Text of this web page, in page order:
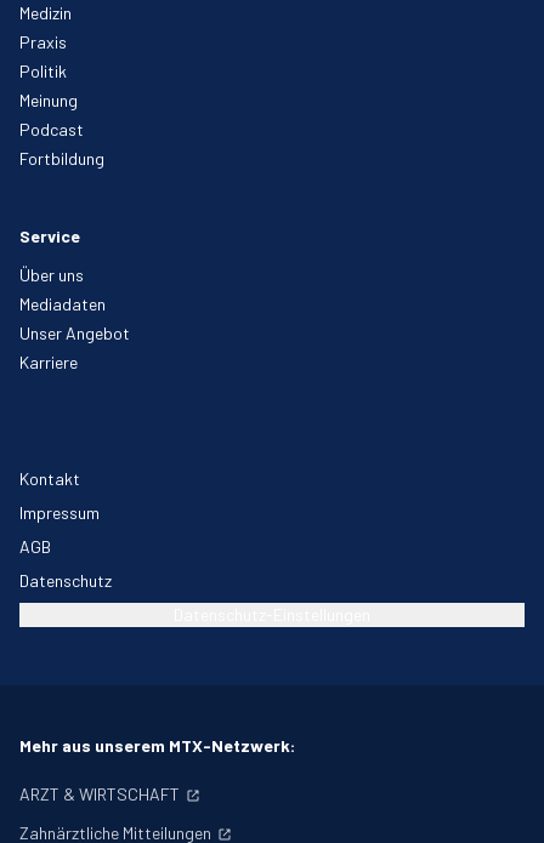
Medizin
Praxis
Politik
Meinung
Podcast
Fortbildung
Service
Über uns
Mediadaten
Unser Angebot
Karriere
Kontakt
Impressum
AGB
Datenschutz
Mehr aus unserem MTX-Netzwerk:
ARZT & WIRTSCHAFT
Zahnärztliche Mitteilungen